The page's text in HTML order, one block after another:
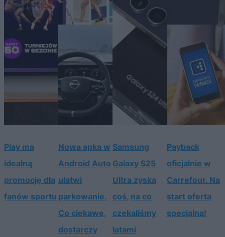
Play ma
idealną
promocję dla
fanów sportu
Nowa apka w
Android Auto
ułatwi
parkowanie.
Co ciekawe,
dostarczy
Samsung
Galaxy S25
Ultra zyska
coś, na co
czekaliśmy
latami
Payback
oficjalnie w
Carrefour. Na
start oferta
specjalna!